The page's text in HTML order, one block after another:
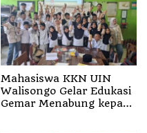
Mahasiswa KKN UIN
Walisongo Gelar Edukasi
Gemar Menabung kepada